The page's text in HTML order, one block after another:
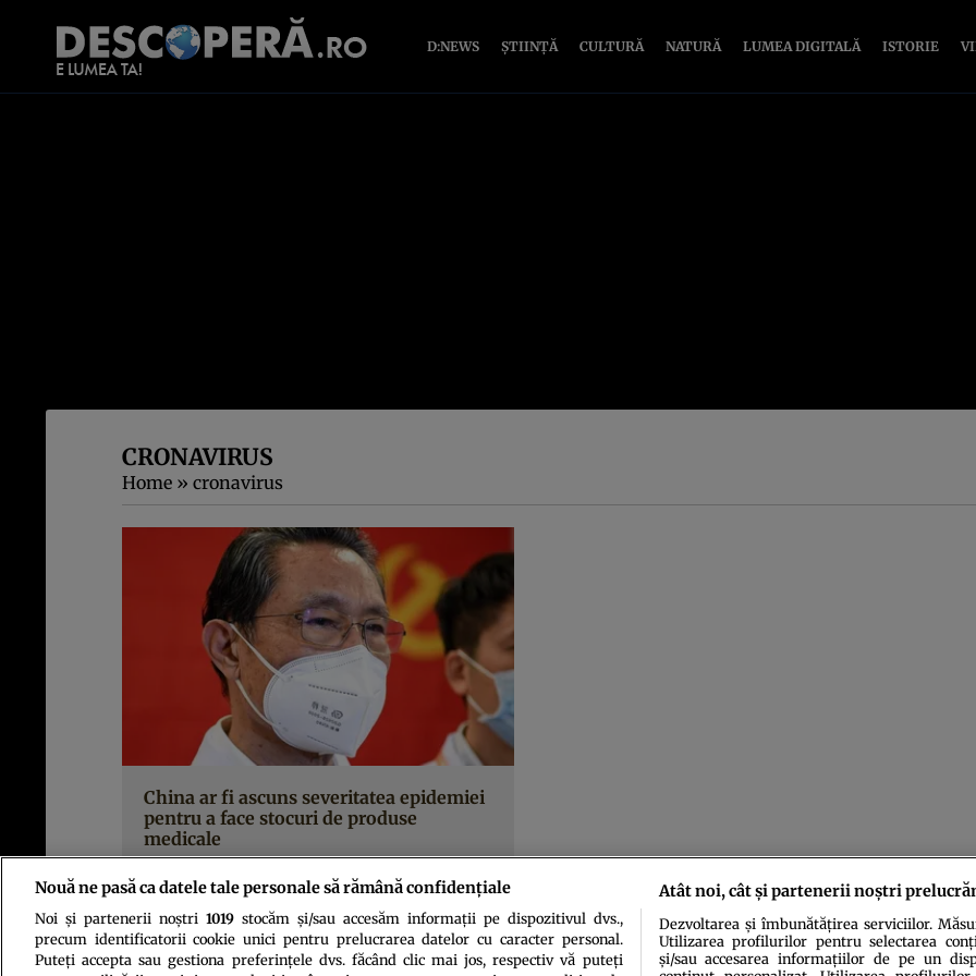
D:NEWS ȘTIINȚĂ CULTURĂ NATURĂ LUMEA DIGITALĂ ISTORIE
CRONAVIRUS
Home » cronavirus
China ar fi ascuns severitatea epidemiei
pentru a face stocuri de produse
medicale
Nouă ne pasă ca datele tale personale să rămână confidențiale
Noi și partenerii noștri 1019stocăm și/sau accesăm informații pe dispozitivul dvs.,
precum identificatorii cookie unici pentru prelucrarea datelor cu caracter personal.
Puteți accepta sau gestiona preferințele dvs. făcând clic mai jos, respectiv vă puteți
Atât noi, cât și partenerii noștri
Dezvoltarea și îmbunătățirea serviciilor.
Utilizarea profilurilor pentru selectarea
și/sau accesarea informațiilor de pe un